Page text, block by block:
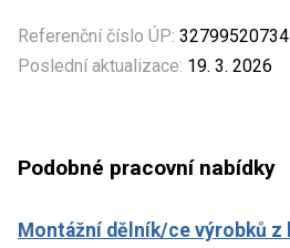
Referenční číslo ÚP: 32799520734
Poslední aktualizace: 19. 3. 2026
Podobné pracovní nabídky
Montážní dělník/ce výrobků z